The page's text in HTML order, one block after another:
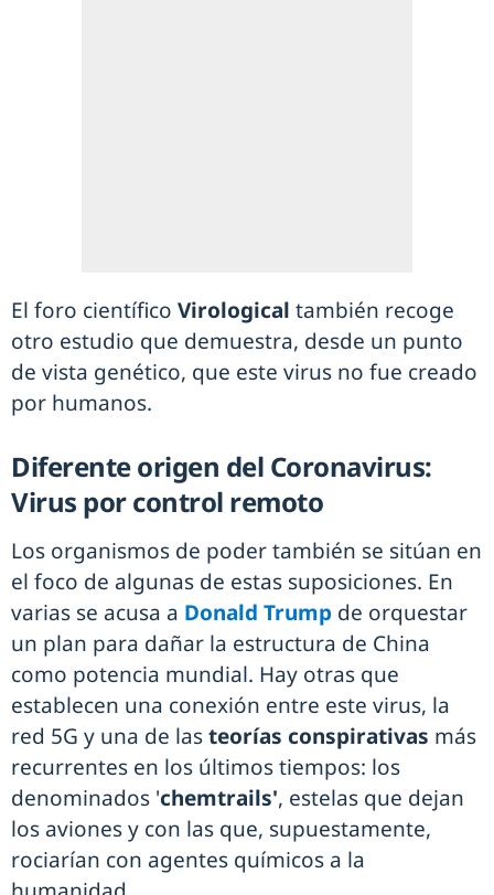
El foro científico Virological también recoge
otro estudio que demuestra, desde un punto
de vista genético, que este virus no fue creado
por humanos.
Diferente origen del Coronavirus:
Virus por control remoto
Los organismos de poder también se sitúan en
el foco de algunas de estas suposiciones. En
varias se acusa a Donald Trump de orquestar
un plan para dañar la estructura de China
como potencia mundial. Hay otras que
establecen una conexión entre este virus, la
red 5G y una de lasteorías conspirativas más
recurrentes en los últimos tiempos: los
denominados 'chemtrails', estelas que dejan
los aviones y con las que, supuestamente,
rociarían con agentes químicos a la